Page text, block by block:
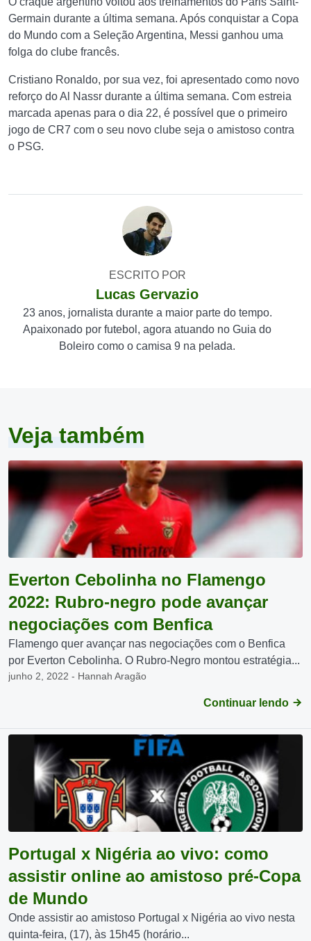
Germain durante a última semana. Após conquistar a Copa
do Mundo com a Seleção Argentina, Messi ganhou uma
folga do clube francês.
Cristiano Ronaldo, por sua vez, foi apresentado como novo
reforço do Al Nassr durante a última semana. Com estreia
marcada apenas para o dia 22, é possível que o primeiro
jogo de CR7 com o seu novo clube seja o amistoso contra
o PSG.
ESCRITO POR
Lucas Gervazio
23 anos, jornalista durante a maior parte do tempo.
Apaixonado por futebol, agora atuando no Guia do
Boleiro como o camisa 9 na pelada.
Veja também
Everton Cebolinha no Flamengo
2022: Rubro-negro pode avançar
negociações com Benfica
Flamengo quer avançar nas negociações com o Benfica
por Everton Cebolinha. O Rubro-Negro montou estratégia...
junho 2, 2022 - Hannah Aragão
Continuar lendo
Portugal x Nigéria ao vivo: como
assistir online ao amistoso pré-Copa
de Mundo
Onde assistir ao amistoso Portugal x Nigéria ao vivo nesta
quinta-feira, (17), às 15h45 (horário...